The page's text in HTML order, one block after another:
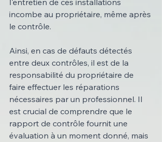
l'entretien de ces installations
incombe au propriétaire, même après
le contrôle.
Ainsi, en cas de défauts détectés
entre deux contrôles, il est de la
responsabilité du propriétaire de
faire effectuer les réparations
nécessaires par un professionnel. Il
est crucial de comprendre que le
rapport de contrôle fournit une
évaluation à un moment donné, mais